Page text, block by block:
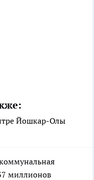
Йошкар-Олы
миллионов